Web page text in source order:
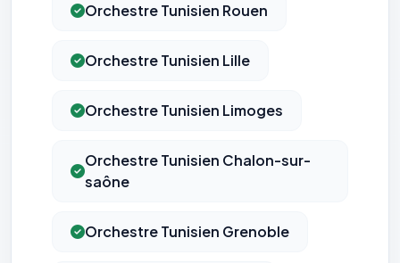
Orchestre Tunisien Rouen
Orchestre Tunisien Lille
Orchestre Tunisien Limoges
Orchestre Tunisien Chalon-sur-
saône
Orchestre Tunisien Grenoble